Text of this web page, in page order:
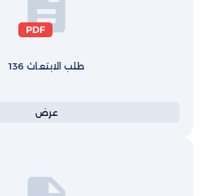
طلب الابتعاث 136
عرض